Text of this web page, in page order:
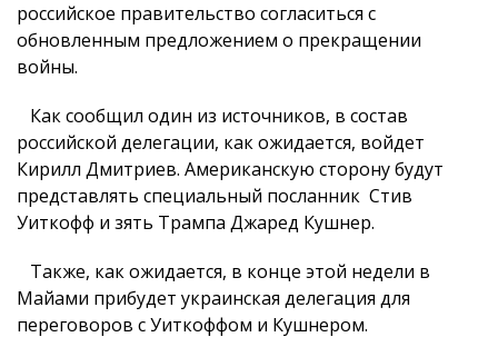
российское правительство согласиться с
обновленным предложением о прекращении
войны.
Как сообщил один из источников, в состав
российской делегации, как ожидается, войдет
Кирилл Дмитриев. Американскую сторону будут
представлять специальный посланник Стив
Уиткофф и зять Трампа Джаред Кушнер.
Также, как ожидается, в конце этой недели в
Майами прибудет украинская делегация для
переговоров с Уиткоффом и Кушнером.